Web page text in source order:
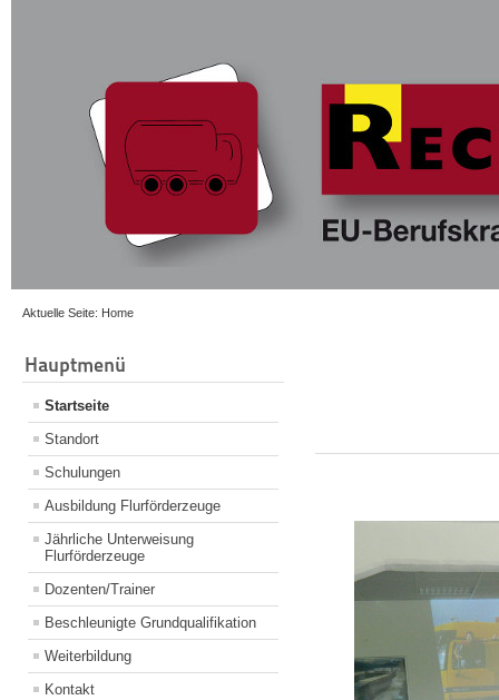
Aktuelle Seite: Home
Hauptmenü
Startseite
Standort
Schulungen
Ausbildung Flurförderzeuge
Jährliche Unterweisung
Flurförderzeuge
Dozenten/Trainer
Beschleunigte Grundqualifikation
Weiterbildung
Kontakt